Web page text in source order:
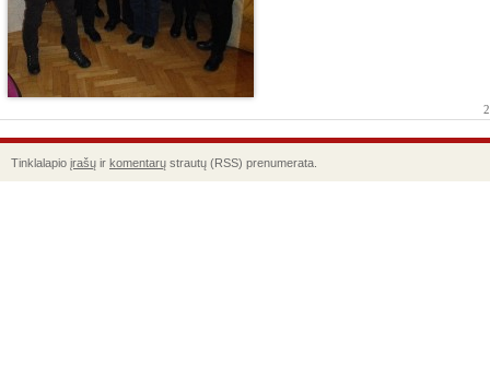
Tinklalapio įrašų ir komentarų strautų (RSS) prenumerata.